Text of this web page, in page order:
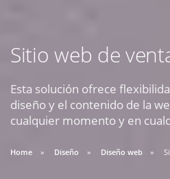
Sitio web de
Esta solución ofrece
diseño y el contenido de la
cualquier momento y en
Home Diseño Diseño web
09:30 AM A 18:30